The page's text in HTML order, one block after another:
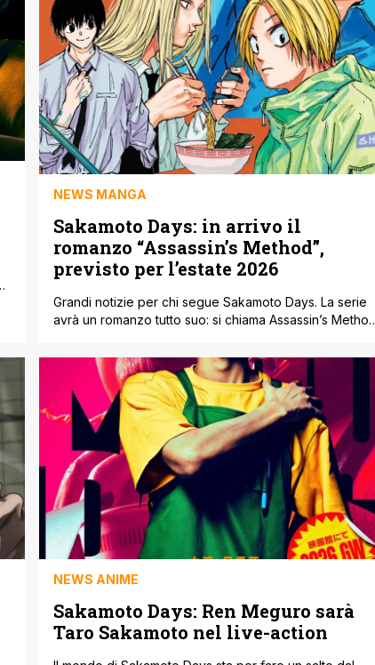
NEWS MANGA
Sakamoto Days: in arrivo il
romanzo “Assassin’s Method”,
previsto per l’estate 2026
Grandi notizie per chi segue Sakamoto Days. La serie
avrà un romanzo tutto suo: si chiama Assassin’s Method
scoprire nuove storie e retroscena legati al mondo
degli assassini che già conosciamo dal manga. A
scriverlo sarà Renka Misaki, mentre Yuto Suzuki resterà
dietro le quinte per il [']
NEWS ANIME
Sakamoto Days: Ren Meguro sarà
Taro Sakamoto nel live-action